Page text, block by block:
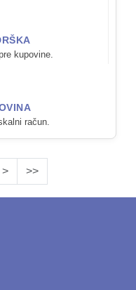
kupovine.
račun.
> >>